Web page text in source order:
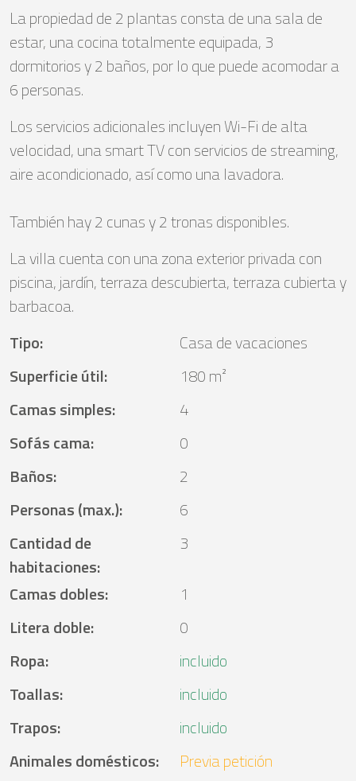
La propiedad de 2 plantas consta de una sala de
estar, una cocina totalmente equipada, 3
dormitorios y 2 baños, por lo que puede acomodar a
6 personas.
Los servicios adicionales incluyen Wi-Fi de alta
velocidad, una smart TV con servicios de streaming,
aire acondicionado, así como una lavadora.
También hay 2 cunas y 2 tronas disponibles.
La villa cuenta con una zona exterior privada con
piscina, jardín, terraza descubierta, terraza cubierta y
barbacoa.
Tipo:
Casa de vacaciones
Superficie útil:
180 m²
Camas simples:
4
Sofás cama:
0
Baños:
2
Personas (max.):
6
Cantidad de
habitaciones:
3
Camas dobles:
1
Litera doble:
0
Ropa:
incluido
Toallas:
incluido
Trapos:
incluido
Animales domésticos:
Previa petición